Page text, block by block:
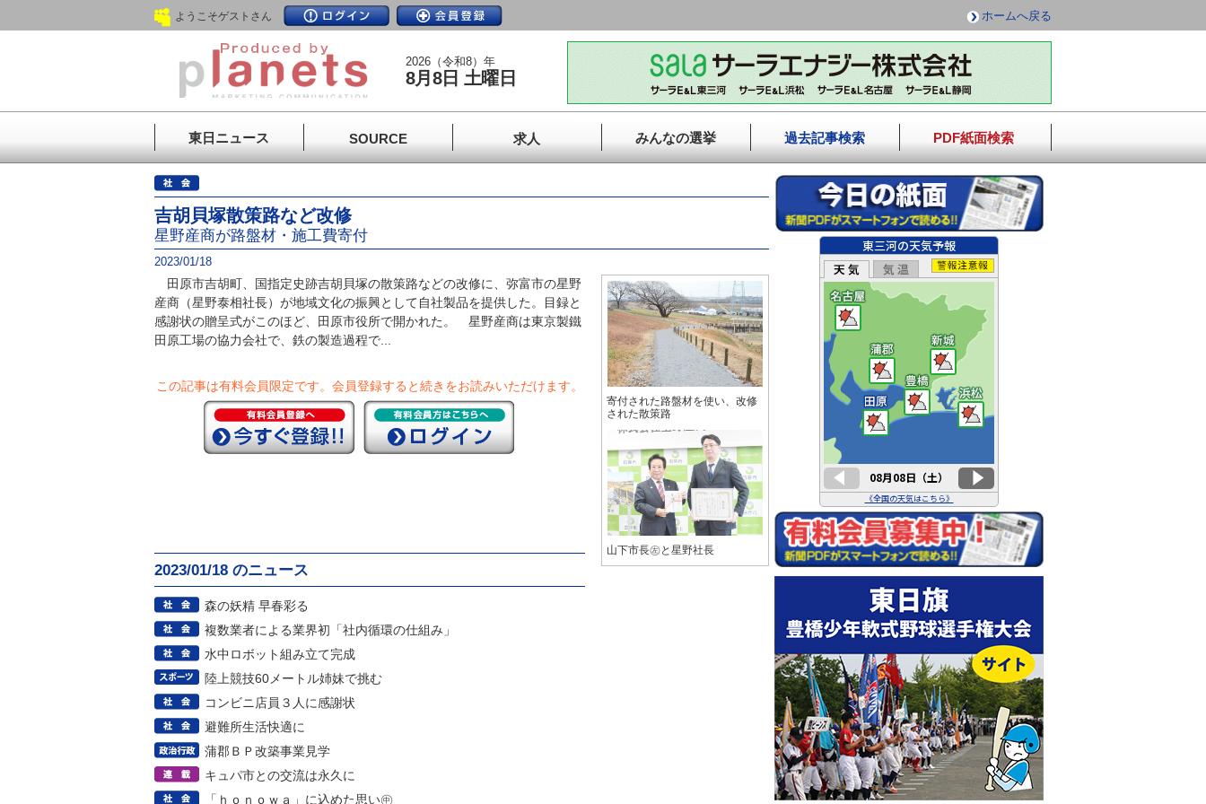
ようこそゲストさん ホームへ戻る
2026（令和8）年
8月8日 土曜日
東日ニュース SOURCE 求人 みんなの選挙 過去記事検索 PDF紙面検索
吉胡貝塚散策路など改修
星野産商が路盤材・施工費寄付
2023/01/18
田原市吉胡町、国指定史跡吉胡貝塚の散策路などの改修に、弥富市の星野
産商（星野泰相社長）が地域文化の振興として自社製品を提供した。目録と
感謝状の贈呈式がこのほど、田原市役所で開かれた。 星野産商は東京製鐵
田原工場の協力会社で、鉄の製造過程で...
この記事は有料会員限定です。 会員登録すると続きをお読みいただけます。
2023/01/18 のニュース
森の妖精 早春彩る
複数業者による業界初「社内循環の仕組み」
水中ロボット組み立て完成
陸上競技60メートル姉妹で挑む
コンビニ店員３人に感謝状
避難所生活快適に
蒲郡ＢＰ改築事業見学
キュパ市との交流は永久に
「ｈｏｎｏｗａ」に込めた思い㊥
寄付された路盤材を使い、改修
された散策路
山下市長㊧と星野社長